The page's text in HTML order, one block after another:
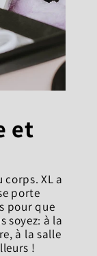
et
corps. XL a
porte
pour que
soyez: à la
à la salle
!